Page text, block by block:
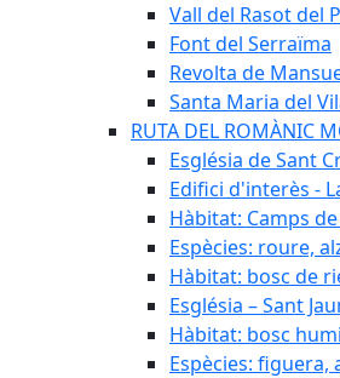
Vall del Rasot del
Font del Serraïma
Revolta de
Santa Maria del
RUTA DEL ROMÀNIC
Església de Sant
Edifici d'interès -
Hàbitat: Camps
Espècies: roure,
Hàbitat: bosc de
Església – Sant
Hàbitat: bosc
Espècies: figuera,